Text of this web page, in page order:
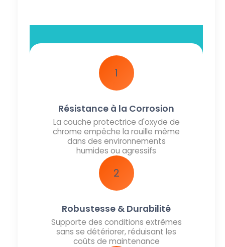
1
Résistance à la Corrosion
La couche protectrice d'oxyde de
chrome empêche la rouille même
dans des environnements
humides ou agressifs
2
Robustesse & Durabilité
Supporte des conditions extrêmes
sans se détériorer, réduisant les
coûts de maintenance